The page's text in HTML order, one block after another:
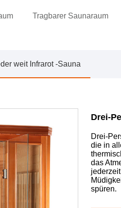
Tragbarer Saunaraum
weit Infrarot -Sauna
Drei-
Drei-
die in
das
spüren.